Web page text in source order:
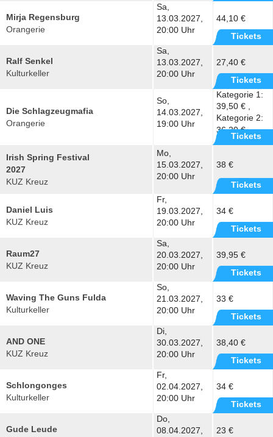
Mirja Regensburg
Orangerie
Sa,
13.03.2027,
20:00 Uhr
44,10 €
Tickets
Ralf Senkel
Kulturkeller
Sa,
13.03.2027,
20:00 Uhr
27,40 €
Tickets
Die Schlagzeugmafia
Orangerie
So,
14.03.2027,
19:00 Uhr
Kategorie 1:
39,50 € ,
Kategorie 2:
36,20 €
Tickets
Irish Spring Festival
2027
KUZ Kreuz
Mo,
15.03.2027,
20:00 Uhr
38 €
Tickets
Daniel Luis
KUZ Kreuz
Fr,
19.03.2027,
20:00 Uhr
34 €
Tickets
Raum27
KUZ Kreuz
Sa,
20.03.2027,
20:00 Uhr
39,95 €
Tickets
Waving The Guns Fulda
Kulturkeller
So,
21.03.2027,
20:00 Uhr
33 €
Tickets
AND ONE
KUZ Kreuz
Di,
30.03.2027,
20:00 Uhr
38,40 €
Tickets
Schlongonges
Kulturkeller
Fr,
02.04.2027,
20:00 Uhr
34 €
Tickets
Gude Leude
Do,
08.04.2027,
23 €